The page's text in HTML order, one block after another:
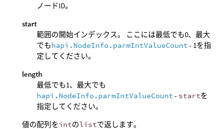
ノードID。
start
範囲の開始インデックス。 ここには最低でも0、最大
でもhapi.NodeInfo.parmIntValueCount - 1を指
定してください。
length
最低でも1、最大でも
hapi.NodeInfo.parmIntValueCount - startを
指定してください。
値の配列をintのlistで返します。